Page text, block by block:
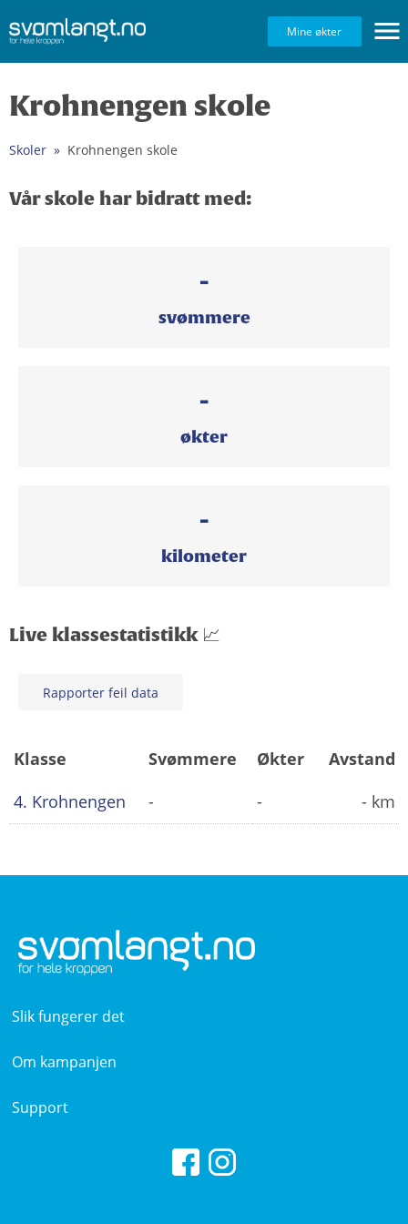
Mine økter
Krohnengen skole
Skoler Krohnengen skole
Vår skole har bidratt med:
-
svømmere
-
økter
-
kilometer
Live klassestatistikk 📈
Rapporter feil data
Klasse Svømmere Økter
Avstand
4. Krohnengen
- - - km
Slik fungerer det
Om kampanjen
Support